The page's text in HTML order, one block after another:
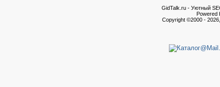
GidTalk.ru - Уютный
Powered
Copyright ©2000 -